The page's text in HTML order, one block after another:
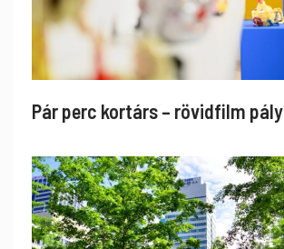
Pár perc kortárs – rövidfilm